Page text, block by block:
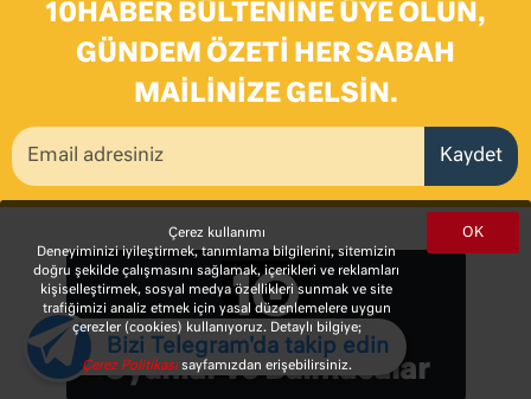
10HABER BÜLTENINE ÜYE OLUN,
GÜNDEM ÖZETI HER SABAH
MAILINIZE GELSIN.
Kaydet
Oyunlar ve Bulmacalar
OK
Çerez kullanımı
Deneyiminizi iyileştirmek, tanımlama bilgilerini, sitemizin
doğru şekilde çalışmasını sağlamak, içerikleri ve reklamları
kişiselleştirmek, sosyal medya özellikleri sunmak ve site
trafiğimizi analiz etmek için yasal düzenlemelere uygun
çerezler (cookies) kullanıyoruz. Detaylı bilgiye;
Çerez Politikasısayfamızdan erişebilirsiniz.
Bizi Telegram'da takip edin